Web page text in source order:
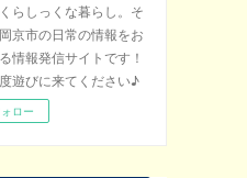
らしっくな暮らし。そ
京市の日常の情報をお
情報発信サイトです！
遊びに来てください♪
ロー